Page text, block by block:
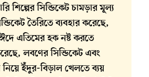
শিল্পের সিন্ডিকেট চামড়ার মূল্য
তৈরিতে ব্যবহার করেছে,
এতিমের হক নষ্ট করতে
লবণের সিন্ডিকেট এবং
ইঁদুর-বিড়াল খেলতে ব্যয়